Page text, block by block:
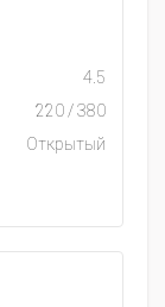
4.5
220 / 380
Открытый